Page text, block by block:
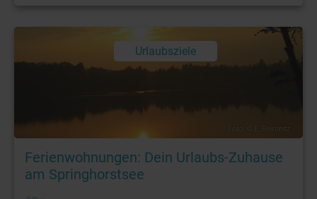
Urlaubsziele
Foto: © E. Reimnitz
Ferienwohnungen: Dein Urlaubs-Zuhause
am Springhorstsee